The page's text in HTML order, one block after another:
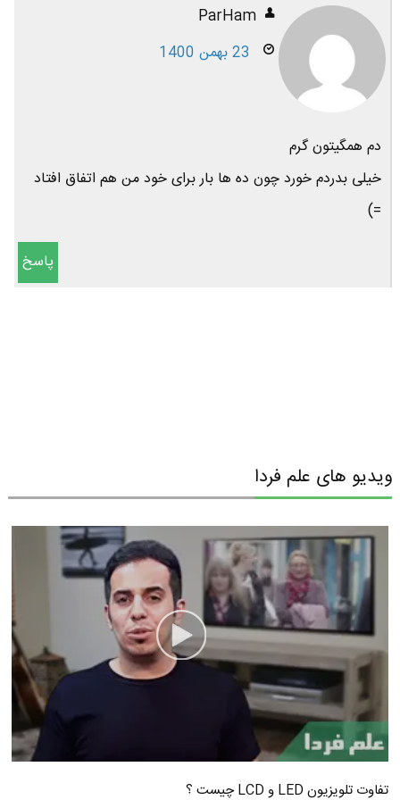
ParHam
23 بهمن 1400
دم همگیتون گرم
خیلی بدردم خورد چون ده ها بار برای خود من هم اتفاق افتاد
=)
پاسخ
ویدیو های علم فردا
تفاوت تلویزیون LED و LCD چیست ؟